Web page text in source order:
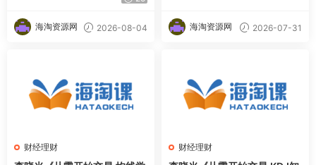
海淘资源网 2026-08-04 海淘资源网 2026-07-31
财经理财 财经理财